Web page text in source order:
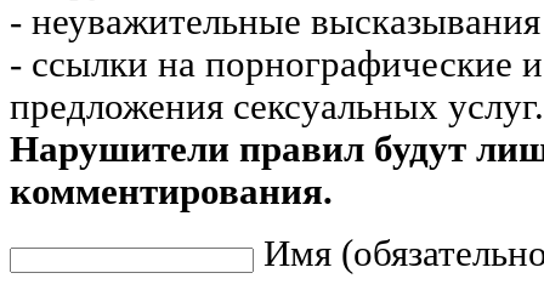
- неуважительные
- ссылки на порнографические
предложения сексуальных услуг.
Нарушители правил будут
комментирования.
Имя